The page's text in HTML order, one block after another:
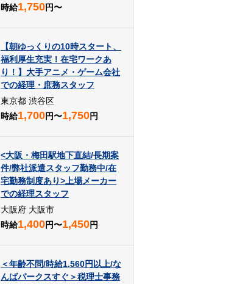
時給1,750円〜
【朝ゆっくりの10時スタート、
福利厚生充実！在宅ワークあ
り！】大手アニメ・ゲーム会社
での経理・庶務スタッフ
東京都 渋谷区
時給1,700円〜1,750円
<大阪・梅田駅地下直結/長期案
件/弊社派遣スタッフ勤務中/在
宅勤務制度あり>上場メーカー
での経理スタッフ
大阪府 大阪市
時給1,400円〜1,450円
＜年齢不問/時給1,560円以上/な
んばパークスすぐ＞税理士事務